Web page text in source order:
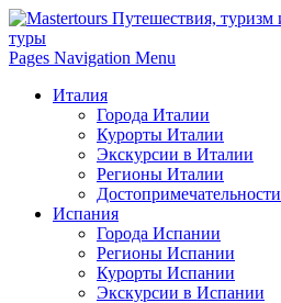
Pages Navigation Menu
Италия
Города Италии
Курорты Италии
Экскурсии в Италии
Регионы Италии
Достопримечательности
Испания
Города Испании
Регионы Испании
Курорты Испании
Экскурсии в Испании